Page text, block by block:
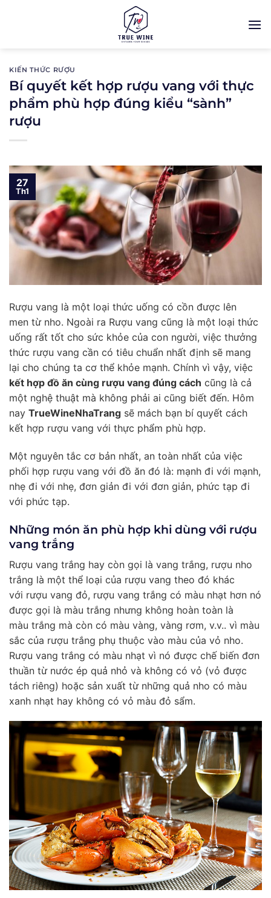
KIẾN THỨC RƯỢU
Bí quyết kết hợp rượu vang với thực
phẩm phù hợp đúng kiểu “sành”
rượu
27
Th1
Rượu vang là một loại thức uống có cồn được lên
men từ nho. Ngoài ra Rượu vang cũng là một loại thức
uống rất tốt cho sức khỏe của con người, việc thưởng
thức rượu vang cần có tiêu chuẩn nhất định sẽ mang
lại cho chúng ta cơ thể khỏe mạnh. Chính vì vậy, việc
kết hợp đồ ăn cùng rượu vang đúng cách cũng là cả
một nghệ thuật mà không phải ai cũng biết đến. Hôm
nay TrueWineNhaTrang sẽ mách bạn bí quyết cách
kết hợp rượu vang với thực phẩm phù hợp.
Một nguyên tắc cơ bản nhất, an toàn nhất của việc
phối hợp rượu vang với đồ ăn đó là: mạnh đi với mạnh,
nhẹ đi với nhẹ, đơn giản đi với đơn giản, phức tạp đi
với phức tạp.
Những món ăn phù hợp khi dùng với rượu
vang trắng
Rượu vang trắng hay còn gọi là vang trắng, rượu nho
trắng là một thể loại của rượu vang theo đó khác
với rượu vang đỏ, rượu vang trắng có màu nhạt hơn nó
được gọi là màu trắng nhưng không hoàn toàn là
màu trắng mà còn có màu vàng, vàng rơm, v.v.. vì màu
sắc của rượu trắng phụ thuộc vào màu của vỏ nho.
Rượu vang trắng có màu nhạt vì nó được chế biến đơn
thuần từ nước ép quả nhỏ và không có vỏ (vỏ được
tách riêng) hoặc sản xuất từ những quả nho có màu
xanh nhạt hay không có vỏ màu đỏ sẩm.